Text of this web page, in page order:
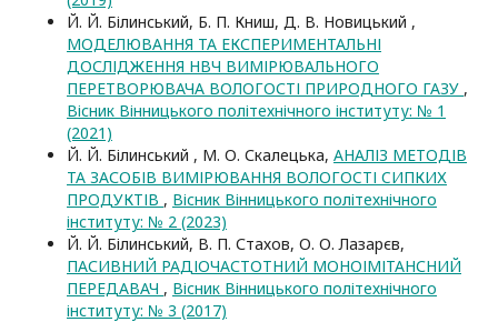
Й. Й. Білинський, Б. П. Книш, Д. В. Новицький ,
МОДЕЛЮВАННЯ ТА ЕКСПЕРИМЕНТАЛЬНІ
ДОСЛІДЖЕННЯ НВЧ ВИМІРЮВАЛЬНОГО
ПЕРЕТВОРЮВАЧА ВОЛОГОСТІ ПРИРОДНОГО ГАЗУ ,
Вісник Вінницького політехнічного інституту: № 1
(2021)
Й. Й. Білинський , М. О. Скалецька, AНAЛІЗ МЕТOДІВ
ТА ЗАСОБІВ ВИМІРЮВАННЯ ВOЛOГOCТІ CИПКИХ
ПРOДУКТІВ , Вісник Вінницького політехнічного
інституту: № 2 (2023)
Й. Й. Білинський, В. П. Стахов, О. О. Лазарєв,
ПАСИВНИЙ РАДІОЧАСТОТНИЙ МОНОІМІТАНСНИЙ
ПЕРЕДАВАЧ , Вісник Вінницького політехнічного
інституту: № 3 (2017)